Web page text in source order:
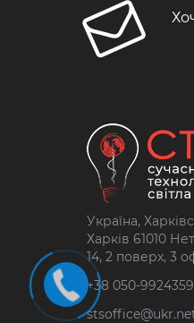
Україна,
Харків 61010
14, 2 поверх, 3
+38 050-9924359